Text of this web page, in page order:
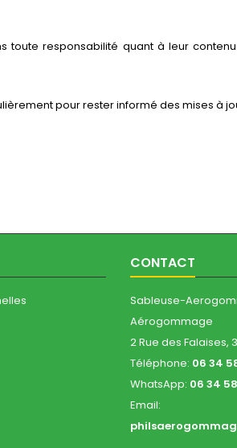
toute responsabilité quant à leur
pour rester informé des mises à
CONTACT
Sableuse-
Aérogommage
2 Rue des Falaises,
Téléphone: 06 34
WhatsApp: 06 34
Email: